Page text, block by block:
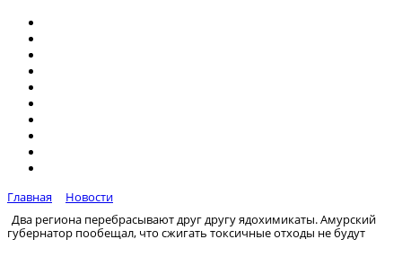
Главная
Новости
Два региона перебрасывают друг другу ядохимикаты. Амурский
губернатор пообещал, что сжигать токсичные отходы не будут